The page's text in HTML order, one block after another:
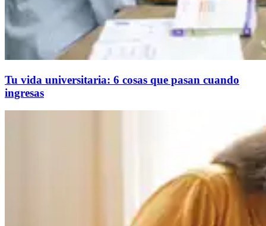
Tu vida universitaria: 6 cosas que pasan cuando
ingresas